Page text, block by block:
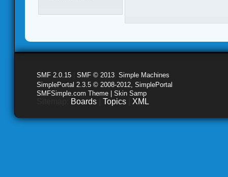
SMF 2.0.15 SMF © 2013 Simple Machines
SimplePortal 2.3.5 © 2008-2012, SimplePortal
SMFSimple.com Theme | Skin Samp
Boards Topics XML